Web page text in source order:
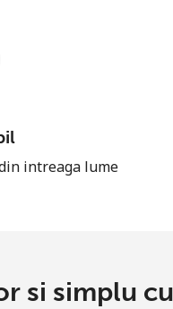
intreaga lume
si simplu